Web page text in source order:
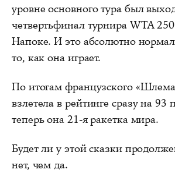
уровне основного тура был
четвертьфинал турнира WTA
Напоке. И это абсолютно
то, как она играет.
По итогам французского
взлетела в рейтинге сразу на
теперь она 21-я ракетка мира.
Будет ли у этой сказки
нет, чем да.